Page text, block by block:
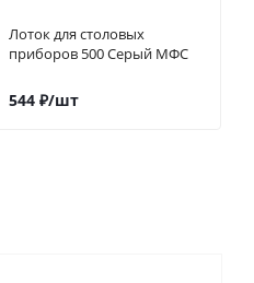
Лоток для столовых
приборов 500 Серый МФС
544₽/шт